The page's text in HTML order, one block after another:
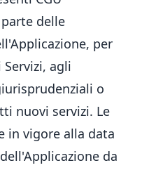
delle
per
agli
o
nuovi servizi. Le
in vigore alla data
da